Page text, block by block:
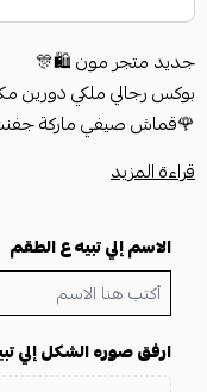
جديد متجر مون 🛍️🎊
بوكس رجالي ملكي دورين
🌹قماش صيفي ماركة
🌹شماغ جفنشي سوبر ديلوكس قطن 100%
🌹سكين خوجه صناعة
🌹كوب قهوه بالأسم
🌹عطر 100 مل بالإسم حسب الطلب
🌹قلم بالإسم حسب الطلب
🌹كبك ماركة جفنشي
قراءة المزيد
الاسم إلي تبيه ع الطقم
ارفق صوره الشكل إلي